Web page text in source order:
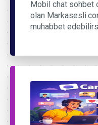
Mobil chat sohbet
olan
muhabbet